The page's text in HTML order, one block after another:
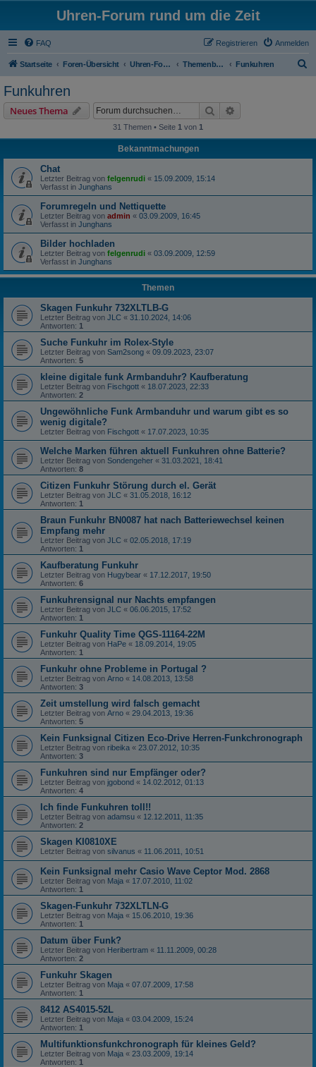
Uhren-Forum rund um die Zeit
FAQ Anmelden
Registrieren
Startseite Foren-Übersicht Uhren-Forum rund um alle Armbanduhren Themenbereiche Funkuhren
Funkuhren
Neues Thema Suche
31 Themen • Seite 1 von 1
Bekanntmachungen
Chat
Letzter Beitrag von felgenrudi « 15.09.2009, 15:14
Verfasst in Junghans
Forumregeln und Nettiquette
Letzter Beitrag von admin « 03.09.2009, 16:45
Verfasst in Junghans
Bilder hochladen
Letzter Beitrag von felgenrudi « 03.09.2009, 12:59
Verfasst in Junghans
Themen
Skagen Funkuhr 732XLTLB-G
Letzter Beitrag von JLC « 31.10.2024, 14:06
Antworten: 1
Suche Funkuhr im Rolex-Style
Letzter Beitrag von Sam2song « 09.09.2023, 23:07
Antworten: 5
kleine digitale funk Armbanduhr? Kaufberatung
Letzter Beitrag von Fischgott « 18.07.2023, 22:33
Antworten: 2
Ungewöhnliche Funk Armbanduhr und warum gibt es so
wenig digitale?
Letzter Beitrag von Fischgott « 17.07.2023, 10:35
Welche Marken führen aktuell Funkuhren ohne Batterie?
Letzter Beitrag von Sondengeher « 31.03.2021, 18:41
Antworten: 8
Citizen Funkuhr Störung durch el. Gerät
Letzter Beitrag von JLC « 31.05.2018, 16:12
Antworten: 1
Braun Funkuhr BN0087 hat nach Batteriewechsel keinen
Empfang mehr
Letzter Beitrag von JLC « 02.05.2018, 17:19
Antworten: 1
Kaufberatung Funkuhr
Letzter Beitrag von Hugybear « 17.12.2017, 19:50
Antworten: 6
Funkuhrensignal nur Nachts empfangen
Letzter Beitrag von JLC « 06.06.2015, 17:52
Antworten: 1
Funkuhr Quality Time QGS-11164-22M
Letzter Beitrag von HaPe « 18.09.2014, 19:05
Antworten: 1
Funkuhr ohne Probleme in Portugal ?
Letzter Beitrag von Arno « 14.08.2013, 13:58
Antworten: 3
Zeit umstellung wird falsch gemacht
Letzter Beitrag von Arno « 29.04.2013, 19:36
Antworten: 5
Kein Funksignal Citizen Eco-Drive Herren-Funkchronograph
Letzter Beitrag von ribeika « 23.07.2012, 10:35
Antworten: 3
Funkuhren sind nur Empfänger oder?
Letzter Beitrag von jgobond « 14.02.2012, 01:13
Antworten: 4
Ich finde Funkuhren toll!!
Letzter Beitrag von adamsu « 12.12.2011, 11:35
Antworten: 2
Skagen KI0810XE
Letzter Beitrag von silvanus « 11.06.2011, 10:51
Kein Funksignal mehr Casio Wave Ceptor Mod. 2868
Letzter Beitrag von Maja « 17.07.2010, 11:02
Antworten: 1
Skagen-Funkuhr 732XLTLN-G
Letzter Beitrag von Maja « 15.06.2010, 19:36
Antworten: 1
Datum über Funk?
Letzter Beitrag von Heribertram « 11.11.2009, 00:28
Antworten: 2
Funkuhr Skagen
Letzter Beitrag von Maja « 07.07.2009, 17:58
Antworten: 1
8412 AS4015-52L
Letzter Beitrag von Maja « 03.04.2009, 15:24
Antworten: 1
Multifunktionsfunkchronograph für kleines Geld?
Letzter Beitrag von Maja « 23.03.2009, 19:14
Antworten: 1